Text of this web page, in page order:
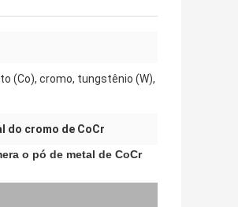
(Co), cromo, tungstênio (W),
do cromo de CoCr
o pó de metal de CoCr